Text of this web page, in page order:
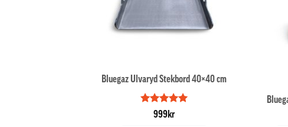
Bluegaz Ulvaryd Stekbord 40×40 cm
Betygsatt
999kr